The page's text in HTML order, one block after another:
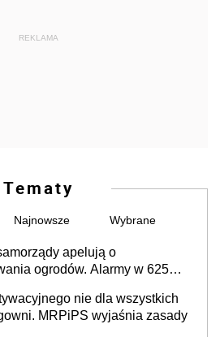
REKLAMA
Tematy
Najnowsze Wybrane
apelują o
ogrodów. Alarmy w 625
nie dla wszystkich
MRPiPS wyjaśnia zasady